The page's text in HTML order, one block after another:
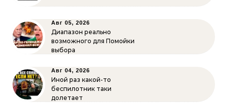
Авг 05, 2026
Диапазон реально
возможного для Помойки
выбора
Авг 04, 2026
Иной раз какой-то
беспилотник таки
долетает